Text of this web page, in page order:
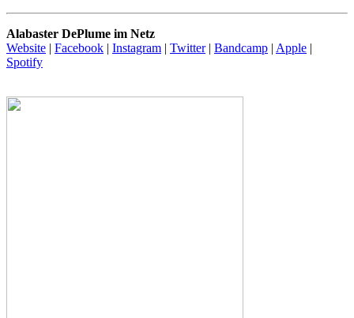
Alabaster DePlume im Netz
Website | Facebook | Instagram | Twitter| Bandcamp | Apple |
Spotify